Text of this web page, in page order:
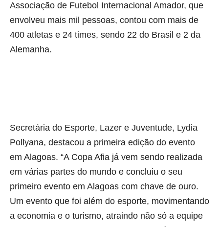
Associação de Futebol Internacional Amador, que
envolveu mais mil pessoas, contou com mais de
400 atletas e 24 times, sendo 22 do Brasil e 2 da
Alemanha.
Secretária do Esporte, Lazer e Juventude, Lydia
Pollyana, destacou a primeira edição do evento
em Alagoas. “A Copa Afia já vem sendo realizada
em várias partes do mundo e concluiu o seu
primeiro evento em Alagoas com chave de ouro.
Um evento que foi além do esporte, movimentando
a economia e o turismo, atraindo não só a equipe